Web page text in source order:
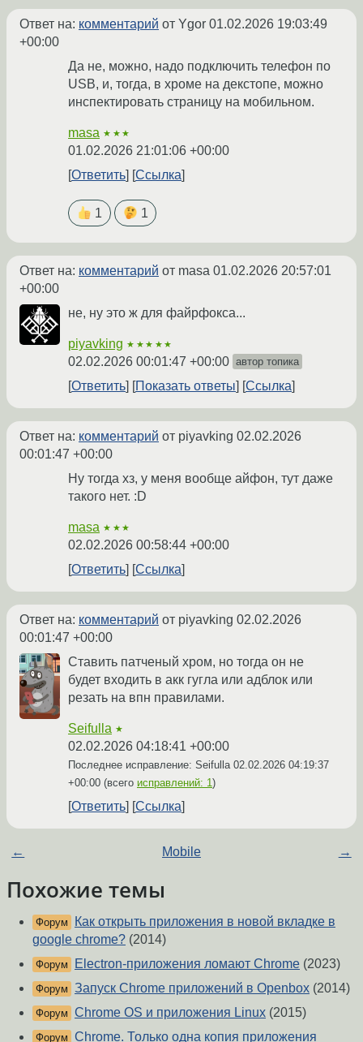
Ответ на: комментарий от Ygor 01.02.2026 19:03:49
+00:00
Да не, можно, надо подключить телефон по
USB, и, тогда, в хроме на декстопе, можно
инспектировать страницу на мобильном.
masa ★★★
01.02.2026 21:01:06 +00:00
Ответить
Ссылка
1 1
Ответ на: комментарий от masa 01.02.2026 20:57:01
+00:00
не, ну это ж для файрфокса...
piyavking ★★★★★
02.02.2026 00:01:47 +00:00 автор топика
Ответить Показать ответы Ссылка
Ответ на: комментарий от piyavking 02.02.2026
00:01:47 +00:00
Ну тогда хз, у меня вообще айфон, тут даже
такого нет. :D
masa ★★★
02.02.2026 00:58:44 +00:00
Ответить
Ссылка
Ответ на: комментарий от piyavking 02.02.2026
00:01:47 +00:00
Ставить патченый хром, но тогда он не
будет входить в акк гугла или адблок или
резать на впн правилами.
Seifulla ★
02.02.2026 04:18:41 +00:00
Последнее исправление: Seifulla 02.02.2026 04:19:37
+00:00 (всего исправлений: 1)
Ответить Ссылка
← Mobile →
Похожие темы
Форум
Как открыть приложения в новой вкладке в
google chrome? (2014)
Форум Electron-приложения ломают Chrome (2023)
Форум Запуск Chrome приложений в Openbox (2014)
Форум Chrome OS и приложения Linux (2015)
Форум Chrome. Только одна копия приложения